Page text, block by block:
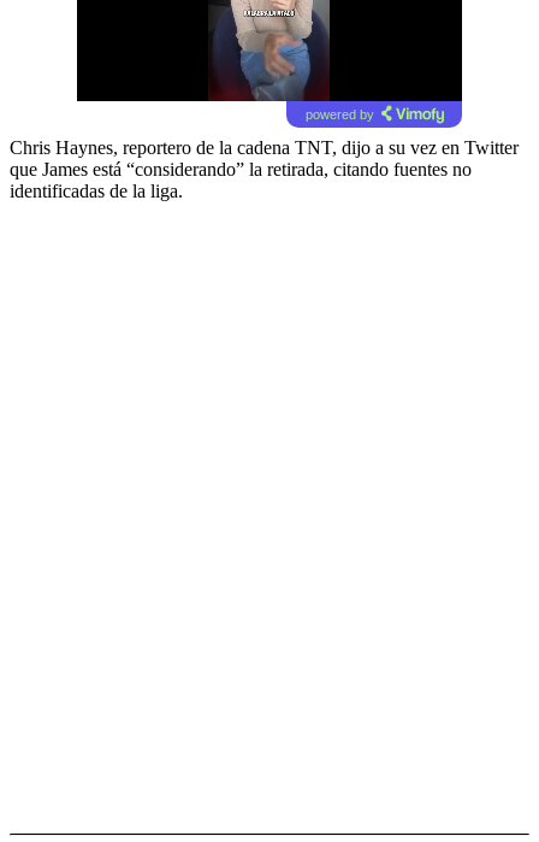
powered by
Chris Haynes, reportero de la cadena TNT, dijo a su vez en Twitter
que James está “considerando” la retirada, citando fuentes no
identificadas de la liga.